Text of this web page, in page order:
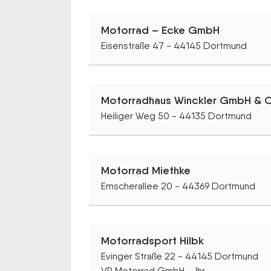
Motorrad – Ecke GmbH
Eisenstraße 47 - 44145 Dortmund
Motorradhaus Winckler GmbH &
Heiliger Weg 50 - 44135 Dortmund
Motorrad Miethke
Emscherallee 20 - 44369 Dortmund
Motorradsport Hilbk
Evinger Straße 22 - 44145 Dortmund